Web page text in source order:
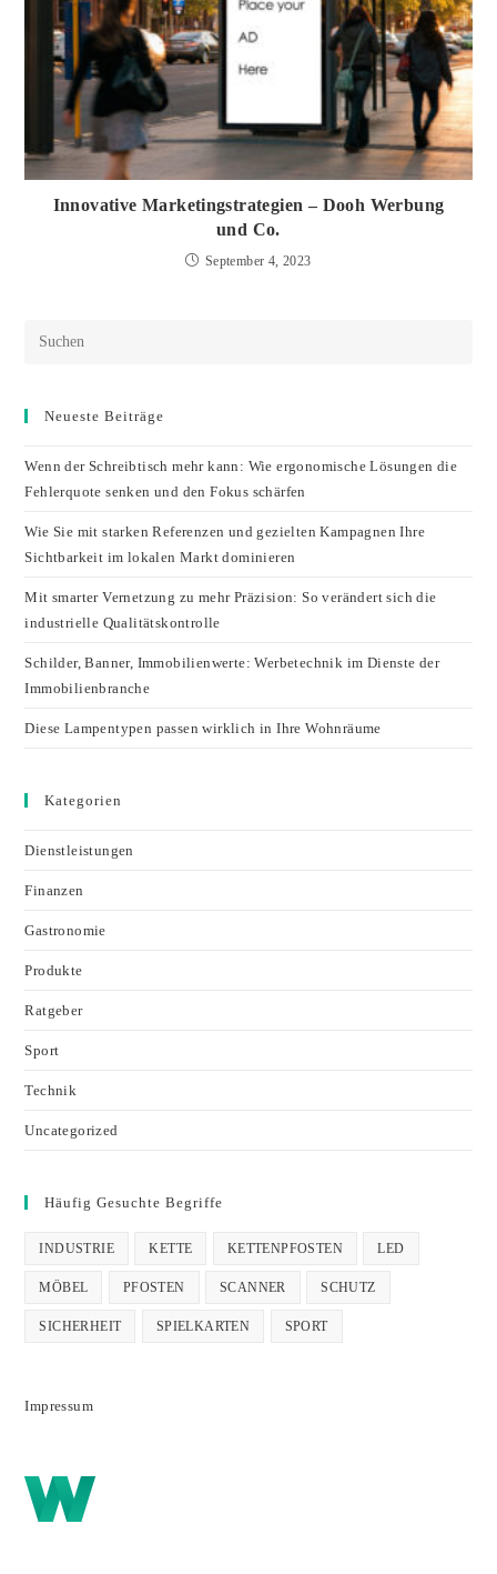
Innovative Marketingstrategien – Dooh Werbung
und Co.
September 4, 2023
Neueste Beiträge
Wenn der Schreibtisch mehr kann: Wie ergonomische Lösungen die
Fehlerquote senken und den Fokus schärfen
Wie Sie mit starken Referenzen und gezielten Kampagnen Ihre
Sichtbarkeit im lokalen Markt dominieren
Mit smarter Vernetzung zu mehr Präzision: So verändert sich die
industrielle Qualitätskontrolle
Schilder, Banner, Immobilienwerte: Werbetechnik im Dienste der
Immobilienbranche
Diese Lampentypen passen wirklich in Ihre Wohnräume
Kategorien
Dienstleistungen
Finanzen
Gastronomie
Produkte
Ratgeber
Sport
Technik
Uncategorized
Häufig Gesuchte Begriffe
INDUSTRIE KETTE KETTENPFOSTEN LED
MÖBEL PFOSTEN SCANNER SCHUTZ
SICHERHEIT SPIELKARTEN SPORT
Impressum